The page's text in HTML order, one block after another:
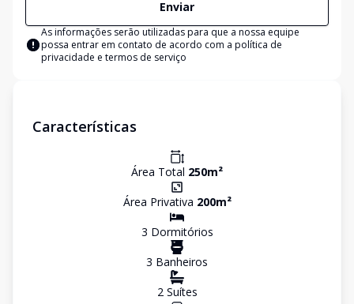
Enviar
As informações serão utilizadas para que a nossa equipe
possa entrar em contato de acordo com a política de
privacidade e termos de serviço
Características
Área Total 250m²
Área Privativa 200m²
3 Dormitórios
3 Banheiros
2Suítes